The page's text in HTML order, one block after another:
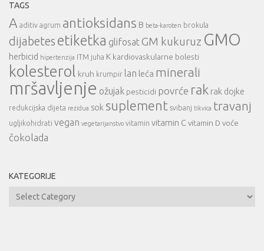
TAGS
A aditiv agrum antioksidans B beta-karoten brokula
dijabetes etiketka glifosatGM kukuruz GMO
herbicid hipertenzija ITM juha K kardiovaskularne bolesti
kolesterol kruh krumpir lan leća minerali
mršavljenje ožujak pesticidi povrće rak rak dojke
redukcijska dijeta rezidua sok suplement svibanj tikvica travanj
ugljikohidrati vegan vegetarijanstvo vitamin vitamin C vitamin D voće
čokolada
KATEGORIJE
Kategorije